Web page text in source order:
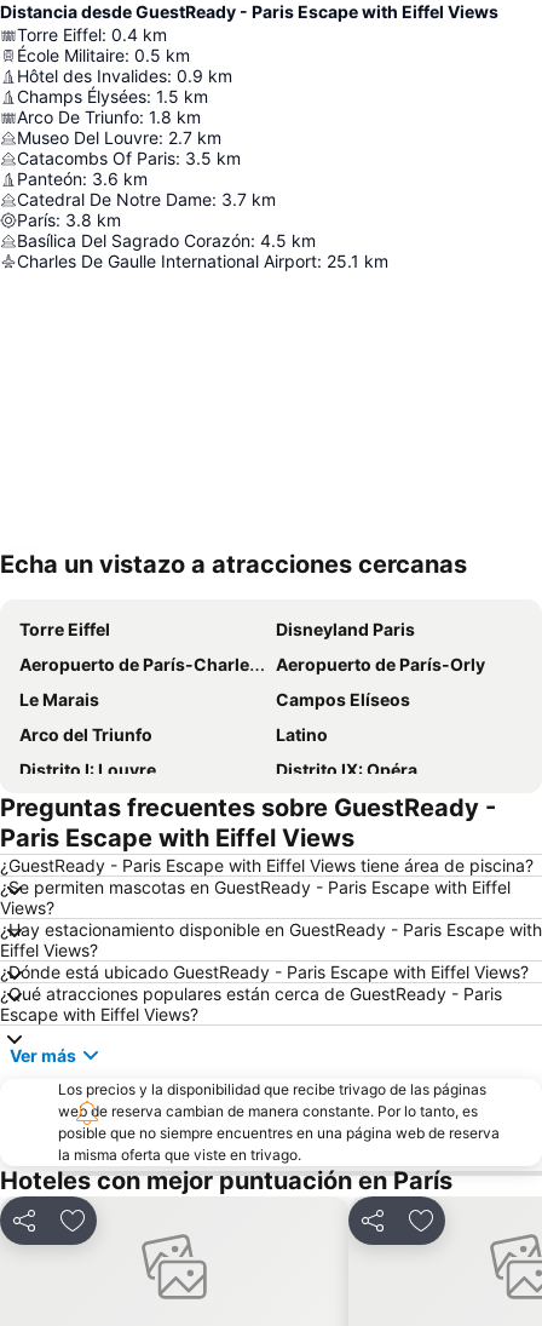
Distancia desde GuestReady - Paris Escape with Eiffel Views
Torre Eiffel: 0.4 km
École Militaire: 0.5 km
Hôtel des Invalides: 0.9 km
Champs Élysées: 1.5 km
Arco De Triunfo: 1.8 km
Museo Del Louvre: 2.7 km
Catacombs Of Paris: 3.5 km
Panteón: 3.6 km
Catedral De Notre Dame: 3.7 km
París: 3.8 km
Basílica Del Sagrado Corazón: 4.5 km
Charles De Gaulle International Airport: 25.1 km
Echa un vistazo a atracciones cercanas
Torre Eiffel
Disneyland Paris
Aeropuerto de París-Charles de Gaulle
Aeropuerto de París-Orly
Le Marais
Campos Elíseos
Arco del Triunfo
Latino
Distrito I: Louvre
Distrito IX: Opéra
Estación de París-Norte
Estación de París-Lyon
Distrito V: Panthéon
Museo del Louvre
Distrito IV: Hôtel-de-Ville
Distrito VIII: Élysée
Distrito II: Bourse
Catedral de Notre Dame
Distrito VII: Palais-Bourbon
Distrito VI: Luxembourg
Distrito III: Temple
Gare du Nord Metro Station
Montmartre
Distrito XV: Vaugirard
Trocadéro Metro Station
Capilla de la Medalla Milagrosa
Europa
Basílica del Sagrado Corazón
Distrito X: Entrepôt
Charles de Gaulle - Étoile Metro Station
Saint-Germain-des-Prés Metro Station
Plaza de la República
58 tour eiffel
Estación de tren de Montparnasse
Paris Expo Porte de Versailles
Preguntas frecuentes sobre GuestReady -
Paris Escape with Eiffel Views
¿GuestReady - Paris Escape with Eiffel Views tiene área de piscina?
¿Se permiten mascotas en GuestReady - Paris Escape with Eiffel
Views?
¿Hay estacionamiento disponible en GuestReady - Paris Escape with
Eiffel Views?
¿Dónde está ubicado GuestReady - Paris Escape with Eiffel Views?
¿Qué atracciones populares están cerca de GuestReady - Paris
Escape with Eiffel Views?
Ver más
Los precios y la disponibilidad que recibe trivago de las páginas
web de reserva cambian de manera constante. Por lo tanto, es
posible que no siempre encuentres en una página web de reserva
la misma oferta que viste en trivago.
Hoteles con mejor puntuación en París
CompartirAgregar a favoritos CompartirAgregar a